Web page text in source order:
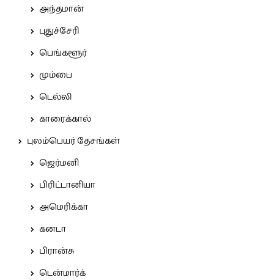
அந்தமான்
புதுச்சேரி
பெங்களூர்
மும்பை
டெல்லி
காரைக்கால்
புலம்பெயர் தேசங்கள்
ஜெர்மனி
பிரிட்டானியா
அமெரிக்கா
கனடா
பிரான்சு
டென்மார்க்